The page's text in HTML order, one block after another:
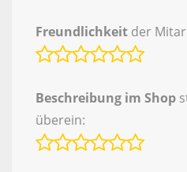
Freundlichkeit der
Beschreibung im Shop
überein: